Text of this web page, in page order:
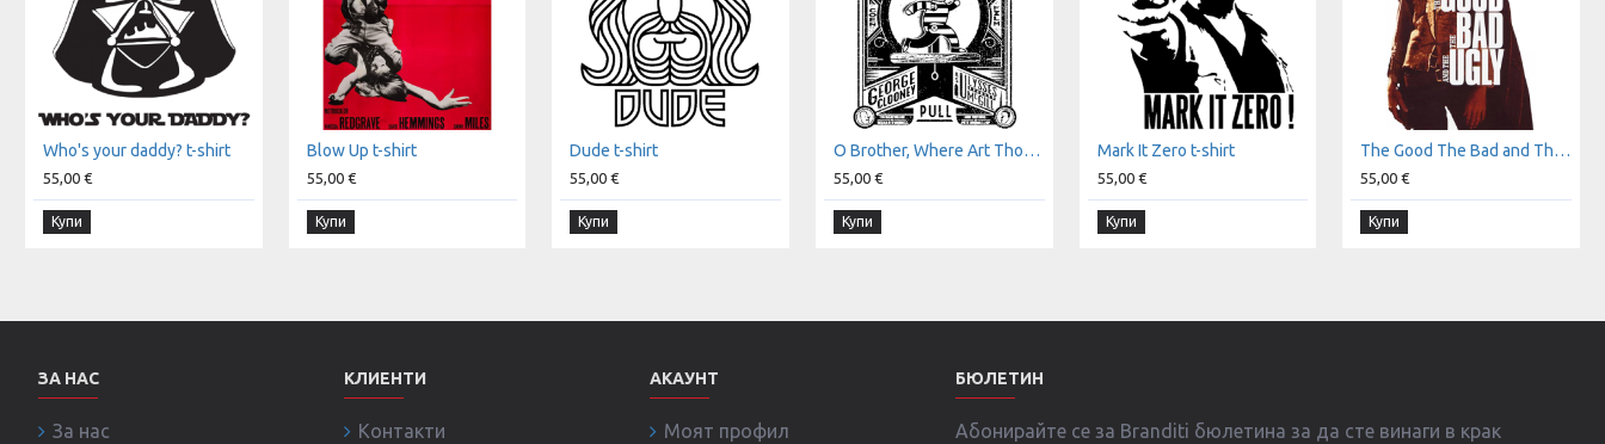
Who's your daddy? t-shirt
55,00 €
Купи
Blow Up t-shirt
55,00 €
Купи
Dude t-shirt
55,00 €
Купи
O Brother, Where Art Thou? t-shirt
55,00 €
Купи
Mark It Zero t-shirt
55,00 €
Купи
The Good The Bad and The Ugly t-shirt
55,00 €
Купи
ЗА НАС
За нас
КЛИЕНТИ
Контакти
АКАУНТ
Моят профил
БЮЛЕТИН
Абонирайте се за Branditi бюлетина за да сте винаги в крак